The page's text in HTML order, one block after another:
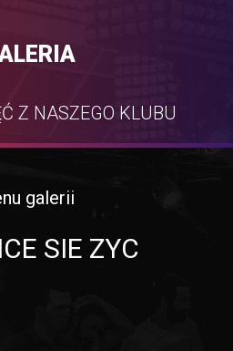
Z NASZEGO KLUBU
galerii
SIE ZYC